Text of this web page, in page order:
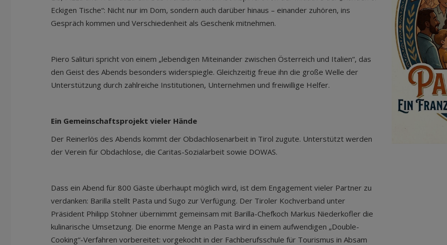
Eckigen Tische“: Nicht nur im Dom, sondern auch darüber hinaus – einander zuhören, ins
Gespräch kommen und Verschiedenheit als Geschenk mitnehmen.
Piero Salituri spricht von einem „lebendigen Miteinander zwischen Österreich und Italien“, das
den Geist des Abends besonders widerspiegle. Gleichzeitig freue ihn die große Welle der
Unterstützung durch zahlreiche Institutionen, Unternehmen und freiwillige Helfer.
Ein Gemeinschaftsprojekt vieler Hände
Der Reinerlös des Abends kommt der Obdachlosenarbeit in Tirol zugute. Unterstützt werden
der Verein für Obdachlose, die Caritas-Sozialarbeit sowie DOWAS.
Dass ein Abend für 800 Gäste überhaupt möglich wird, ist dem Engagement vieler Partner zu
verdanken: Barilla stellt Pasta und Sugo zur Verfügung. Der Tiroler Kochverband unter
Präsident Philipp Stohner übernimmt gemeinsam mit Barilla-Chefkoch Markus Niederkofler die
kulinarische Umsetzung. Die enorme Menge an Pasta wird in einem aufwendigen „Double-
Cooking“-Verfahren vorbereitet: vorgekocht in der Fachberufsschule für Tourismus in Absam